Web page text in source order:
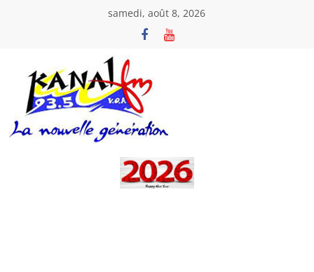
samedi, août 8, 2026
Kanal